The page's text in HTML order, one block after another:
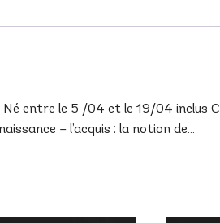
Né entre le 5 /04 et le 19/04
– l’acquis : la notion de…